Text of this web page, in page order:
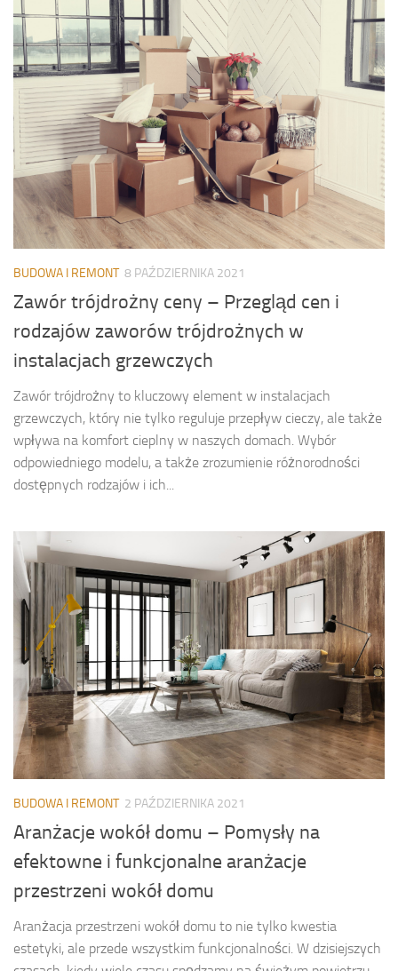
BUDOWA I REMONT 8 PAŹDZIERNIKA 2021
Zawór trójdrożny ceny – Przegląd cen i
rodzajów zaworów trójdrożnych w
instalacjach grzewczych
Zawór trójdrożny to kluczowy element w instalacjach
grzewczych, który nie tylko reguluje przepływ cieczy, ale także
wpływa na komfort cieplny w naszych domach. Wybór
odpowiedniego modelu, a także zrozumienie różnorodności
dostępnych rodzajów i ich...
BUDOWA I REMONT 2 PAŹDZIERNIKA 2021
Aranżacje wokół domu – Pomysły na
efektowne i funkcjonalne aranżacje
przestrzeni wokół domu
Aranżacja przestrzeni wokół domu to nie tylko kwestia
estetyki, ale przede wszystkim funkcjonalności. W dzisiejszych